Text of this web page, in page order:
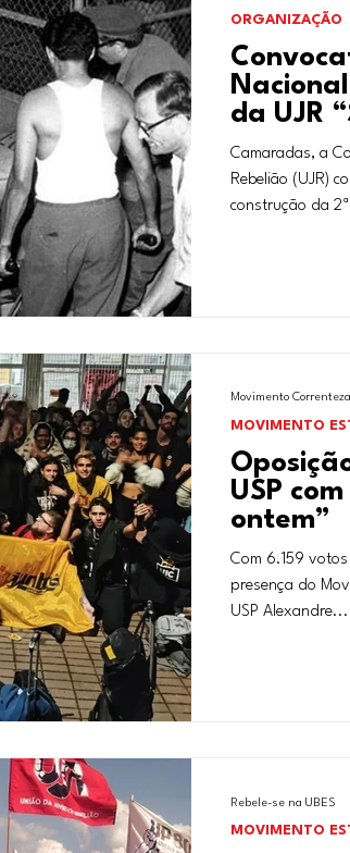
da UJR
Camaradas, a
Rebelião (UJR)
construção da
ORGANIZAÇÃO
USP
ontem”
Com 6.159
presença do
USP Alexandre...
MOVIMENTO
Movimento Correnteza
MOVIMENTO
Rebele-se na UBES